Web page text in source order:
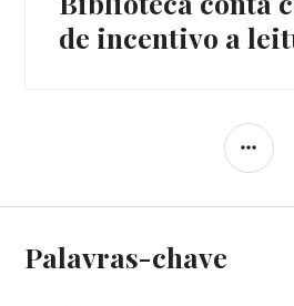
post:
de incentivo a
Palavras-chave